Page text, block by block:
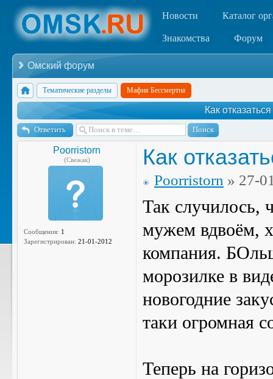
Новости Каталог
Знакомства Форум
Омский форум
Тематические разделы Мафия Бессмертна
Как
Ответить
Poorristorn
(Свежак)
Сообщения: 1
Зарегистрирован: 21-01-2012
Как
Poorristorn » 27-
Так случилось,
мужем вдвоём,
компания.
морозилке в
новогодние
таки огромная
Теперь на